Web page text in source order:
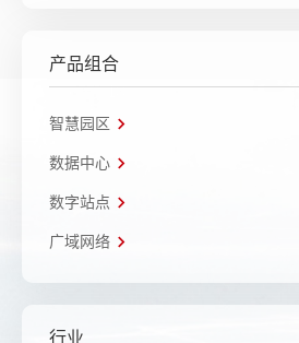
产品组合
智慧园区
数据中心
数字站点
广域网络
行业